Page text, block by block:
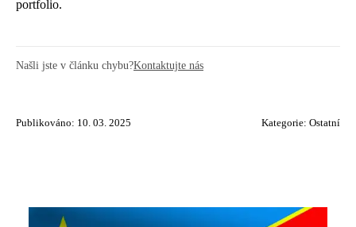
portfolio.
Našli jste v článku chybu?Kontaktujte nás
Publikováno: 10. 03. 2025 Kategorie: Ostatní